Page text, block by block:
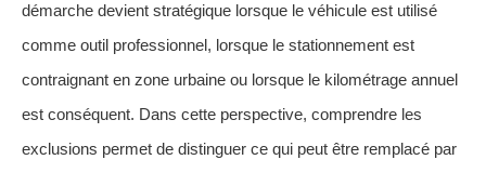
démarche devient stratégique lorsque le véhicule est utilisé
comme outil professionnel, lorsque le stationnement est
contraignant en zone urbaine ou lorsque le kilométrage annuel
est conséquent. Dans cette perspective, comprendre les
exclusions permet de distinguer ce qui peut être remplacé par